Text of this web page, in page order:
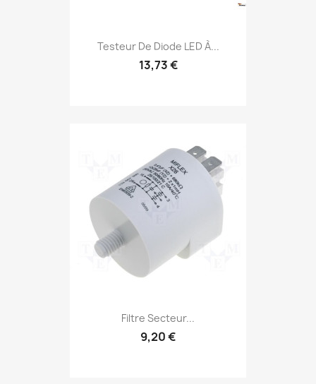
Testeur De Diode LED À...
13,73 €
Filtre Secteur...
9,20 €